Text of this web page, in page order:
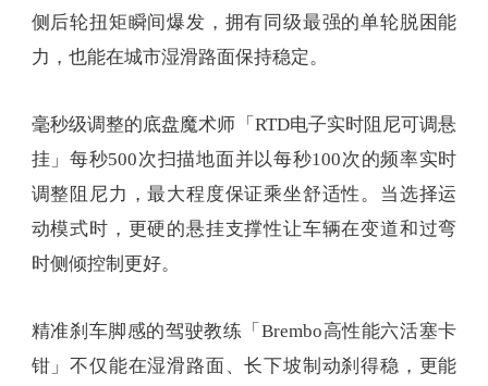
侧后轮扭矩瞬间爆发，拥有同级最强的单轮脱困能
力，也能在城市湿滑路面保持稳定。
毫秒级调整的底盘魔术师「RTD电子实时阻尼可调悬
挂」每秒500次扫描地面并以每秒100次的频率实时
调整阻尼力，最大程度保证乘坐舒适性。当选择运
动模式时，更硬的悬挂支撑性让车辆在变道和过弯
时侧倾控制更好。
精准刹车脚感的驾驶教练「Brembo高性能六活塞卡
钳」不仅能在湿滑路面、长下坡制动刹得稳，更能